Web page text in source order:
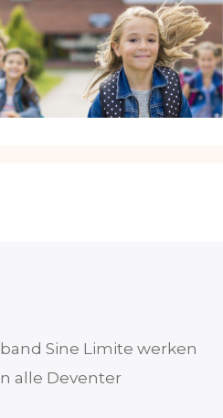
Sine Limite werken
alle Deventer